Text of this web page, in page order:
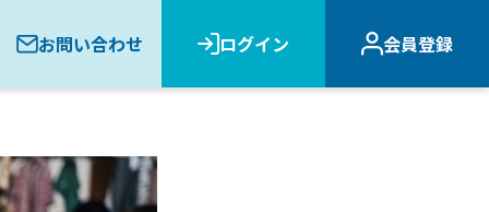
お問い合わせ ログイン 会員登録